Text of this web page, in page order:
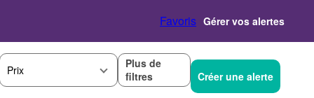
Favoris Gérer vos alertes
Prix
Plus de
filtres
Créer une alerte